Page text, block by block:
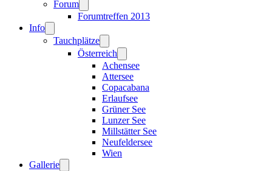
Forum
Forumtreffen 2013
Info
Tauchplätze
Österreich
Achensee
Attersee
Copacabana
Erlaufsee
Grüner See
Lunzer See
Millstätter See
Neufeldersee
Wien
Gallerie